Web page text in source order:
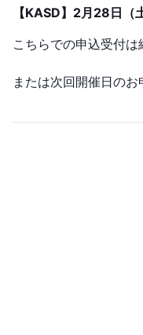
【KASD】2月28日
こちらでの申込受付は
または次回開催日のお